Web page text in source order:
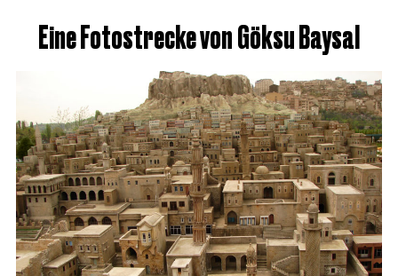
Eine Fotostrecke von Göksu Baysal